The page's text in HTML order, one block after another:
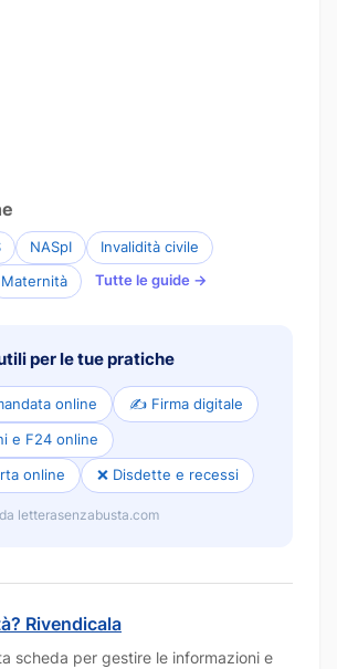
NASpI
Invalidità civile
Maternità Tutte le guide →
per le tue pratiche
online ✍️ Firma digitale
e F24 online
online ❌ Disdette e recessi
letterasenzabusta.com
Rivendicala
scheda per gestire le informazioni e